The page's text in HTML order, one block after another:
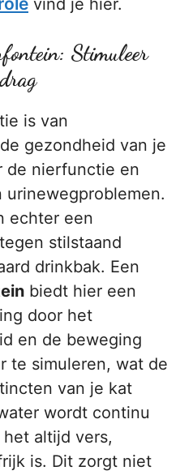
vind je hier.
Stimuleer
is van
gezondheid van je
de nierfunctie en
urinewegproblemen.
echter een
stilstaand
drinkbak. Een
biedt hier een
door het
en de beweging
te simuleren, wat de
van je kat
wordt continu
altijd vers,
is. Dit zorgt niet